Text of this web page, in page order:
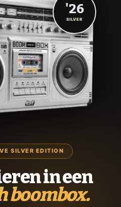
SILVER EDITION
in een
boombox.
'26
SILVER